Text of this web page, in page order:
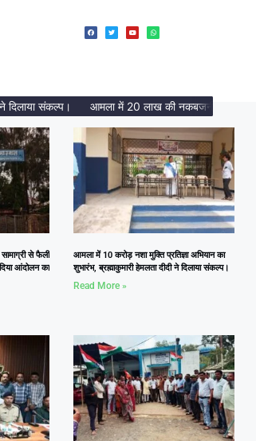
संकल्प। आमला में 20 लाख की नकबजनी का पर्दाफाश, 2
से फैली
आंदोलन का
आमला में 10 करोड़ नशा मुक्ति प्रतिज्ञा अभियान का
शुभारंभ, ब्रह्माकुमारी हेमलता दीदी ने दिलाया संकल्प।
Read More »